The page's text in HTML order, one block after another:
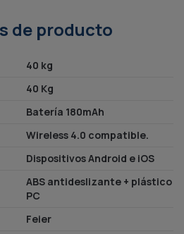
de producto
40 kg
40 Kg
Batería 180mAh
Wireless 4.0 compatible.
Dispositivos Android e iOS
ABS antideslizante + plástico
PC
Feier